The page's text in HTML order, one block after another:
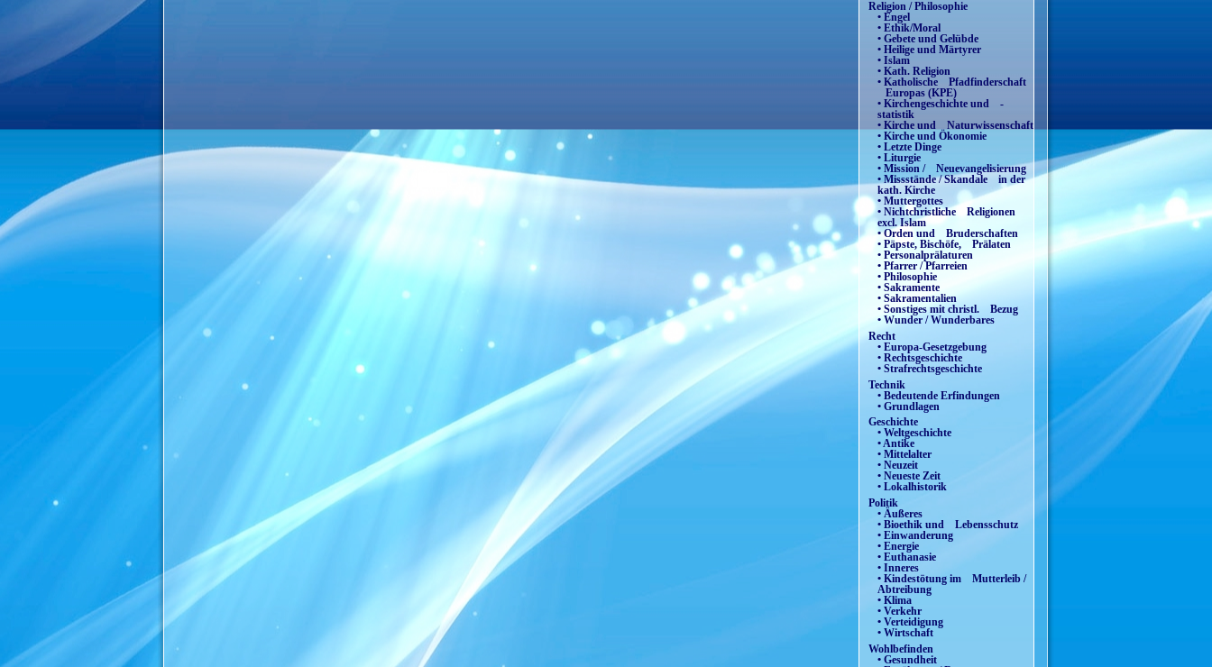
Religion / Philosophie
• Engel
• Ethik/Moral
• Gebete und Gelübde
• Heilige und Märtyrer
• Islam
• Kath. Religion
• Katholische Pfadfinderschaft
Europas (KPE)
• Kirchengeschichte und -
statistik
• Kirche und Naturwissenschaft
• Kirche und Ökonomie
• Letzte Dinge
• Liturgie
• Mission / Neuevangelisierung
• Missstände / Skandale in der
kath. Kirche
• Muttergottes
• Nichtchristliche Religionen
excl. Islam
• Orden und Bruderschaften
• Päpste, Bischöfe, Prälaten
• Personalprälaturen
• Pfarrer / Pfarreien
• Philosophie
• Sakramente
• Sakramentalien
• Sonstiges mit christl. Bezug
• Wunder / Wunderbares
Recht
• Europa-Gesetzgebung
• Rechtsgeschichte
• Strafrechtsgeschichte
Technik
• Bedeutende Erfindungen
• Grundlagen
Geschichte
• Weltgeschichte
• Antike
• Mittelalter
• Neuzeit
• Neueste Zeit
• Lokalhistorik
Politik
• Äußeres
• Bioethik und Lebensschutz
• Einwanderung
• Energie
• Euthanasie
• Inneres
• Kindestötung im Mutterleib /
Abtreibung
• Klima
• Verkehr
• Verteidigung
• Wirtschaft
Wohlbefinden
• Gesundheit